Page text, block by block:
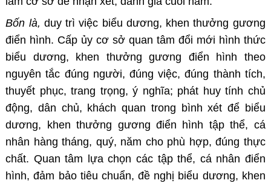
Bốn là, duy trì việc biểu dương, khen thưởng gương
điển hình. Cấp ủy cơ sở quan tâm đổi mới hình thức
biểu dương, khen thưởng gương điển hình theo
nguyên tắc đúng người, đúng việc, đúng thành tích,
thuyết phục, trang trọng, ý nghĩa; phát huy tính chủ
động, dân chủ, khách quan trong bình xét để biểu
dương, khen thưởng gương điển hình tập thể, cá
nhân hàng tháng, quý, năm cho phù hợp, đúng thực
chất. Quan tâm lựa chọn các tập thể, cá nhân điển
hình, đảm bảo tiêu chuẩn, đề nghị biểu dương, khen